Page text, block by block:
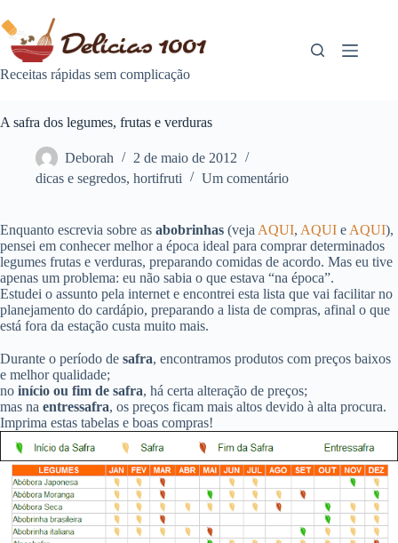
para
conteúdo
Receitas rápidas sem complicação
A safra dos legumes, frutas e verduras
Deborah
2 de maio de 2012
dicas e segredos, hortifruti Um comentário
Enquanto escrevia sobre as abobrinhas (veja AQUI, AQUI e AQUI),
pensei em conhecer melhor a época ideal para comprar determinados
legumes frutas e verduras, preparando comidas de acordo. Mas eu tive
apenas um problema: eu não sabia o que estava “na época”.
Estudei o assunto pela internet e encontrei esta lista que vai facilitar no
planejamento do cardápio, preparando a lista de compras, afinal o que
está fora da estação custa muito mais.
Durante o período de safra, encontramos produtos com preços baixos
e melhor qualidade;
no início ou fim de safra, há certa alteração de preços;
mas na entressafra, os preços ficam mais altos devido à alta procura.
Imprima estas tabelas e boas compras!